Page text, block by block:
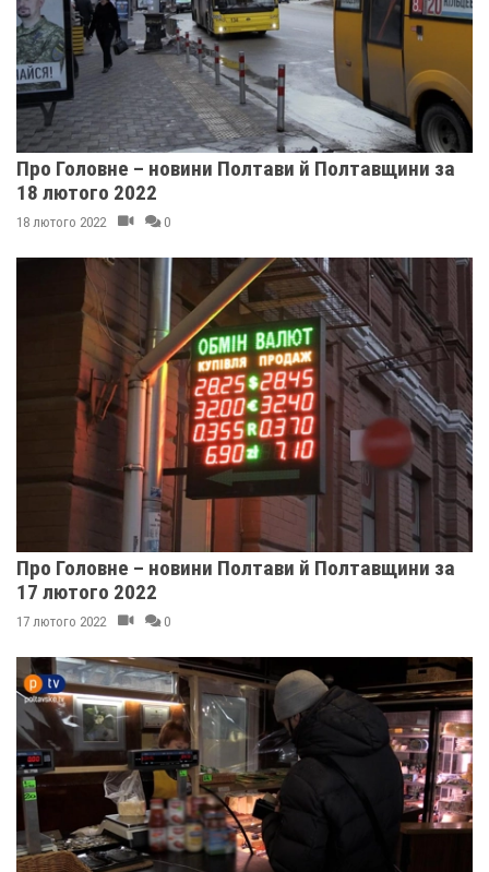
Про Головне – новини Полтави й Полтавщини за
18 лютого 2022
18 лютого 2022 0
Про Головне – новини Полтави й Полтавщини за
17 лютого 2022
17 лютого 2022 0